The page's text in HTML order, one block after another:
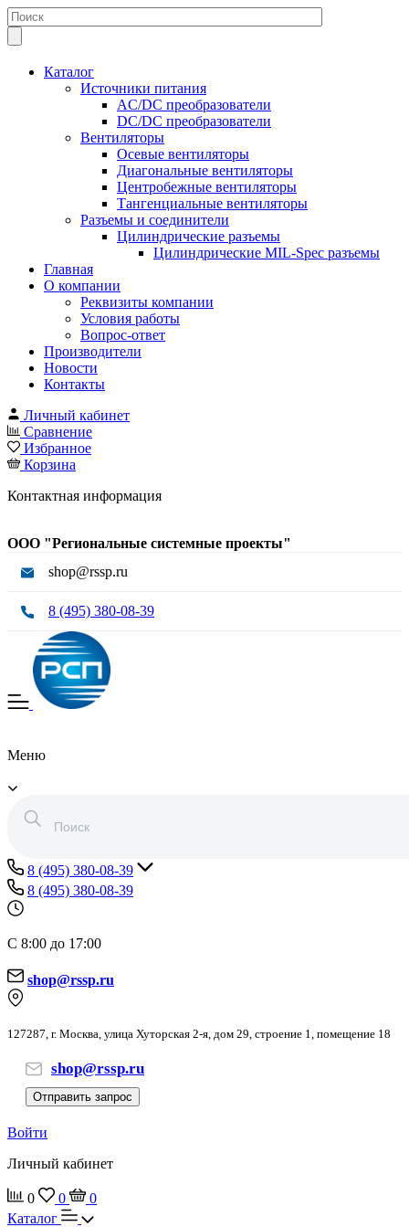
Каталог
Источники питания
AC/DC преобразователи
DC/DC преобразователи
Вентиляторы
Осевые вентиляторы
Диагональные вентиляторы
Центробежные вентиляторы
Тангенциальные вентиляторы
Разъемы и соединители
Цилиндрические разъемы
Цилиндрические MIL-Spec разъемы
Главная
О компании
Реквизиты компании
Условия работы
Вопрос-ответ
Производители
Новости
Контакты
Личный кабинет
Сравнение
Избранное
Корзина
Контактная информация
ООО "Региональные системные проекты"
shop@rssp.ru
8 (495) 380-08-39
Меню
8 (495) 380-08-39
8 (495) 380-08-39
С 8:00 до 17:00
shop@rssp.ru
127287, г. Москва, улица Хуторская 2-я, дом 29, строение 1, помещение 18
shop@rssp.ru
Отправить запрос
Войти
Личный кабинет
0 0
0
Каталог